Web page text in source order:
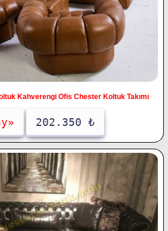
Kahverengi Ofis Chester Koltuk Takımı
202.350 ₺